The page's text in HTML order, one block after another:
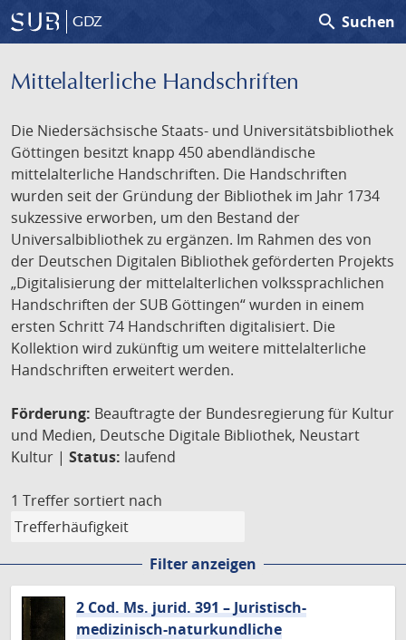
GDZ search Suchen
Mittelalterliche Handschriften
Die Niedersächsische Staats- und Universitätsbibliothek
Göttingen besitzt knapp 450 abendländische
mittelalterliche Handschriften. Die Handschriften
wurden seit der Gründung der Bibliothek im Jahr 1734
sukzessive erworben, um den Bestand der
Universalbibliothek zu ergänzen. Im Rahmen des von
der Deutschen Digitalen Bibliothek geförderten Projekts
„Digitalisierung der mittelalterlichen volkssprachlichen
Handschriften der SUB Göttingen“ wurden in einem
ersten Schritt 74 Handschriften digitalisiert. Die
Kollektion wird zukünftig um weitere mittelalterliche
Handschriften erweitert werden.
Förderung: Beauftragte der Bundesregierung für Kultur
und Medien, Deutsche Digitale Bibliothek, Neustart
Kultur | Status: laufend
1 Treffer sortiert nach
Filter anzeigen
2 Cod. Ms. jurid. 391 – Juristisch-
medizinisch-naturkundliche